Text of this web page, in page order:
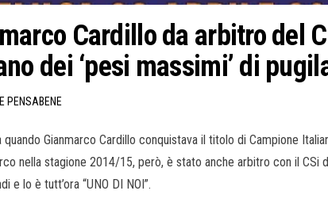
Cardillo da arbitro del
dei ‘pesi massimi’ di
PENSABENE
Gianmarco Cardillo conquistava il titolo di Campione
nella stagione 2014/15, però, è stato anche arbitro con il CSi
e lo è tutt’ora “UNO DI NOI”.